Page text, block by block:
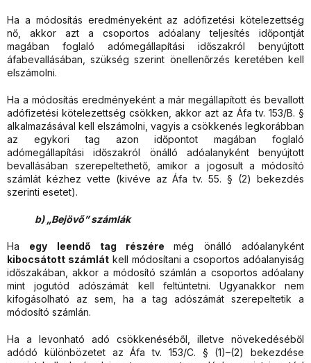
Ha a módosítás eredményeként az adófizetési kötelezettség
nő, akkor azt a csoportos adóalany teljesítés időpontját
magában foglaló adómegállapítási időszakról benyújtott
áfabevallásában, szükség szerint önellenőrzés keretében kell
elszámolni.
Ha a módosítás eredményeként a már megállapított és bevallott
adófizetési kötelezettség csökken, akkor azt az Áfa tv. 153/B. §
alkalmazásával kell elszámolni, vagyis a csökkenés legkorábban
az egykori tag azon időpontot magában foglaló
adómegállapítási időszakról önálló adóalanyként benyújtott
bevallásában szerepeltethető, amikor a jogosult a módosító
számlát kézhez vette (kivéve az Áfa tv. 55. § (2) bekezdés
szerinti esetet).
b) „Bejövő” számlák
Ha egy leendő tag részéremég önálló adóalanyként
kibocsátott számlátkell módosítani a csoportos adóalanyiság
időszakában, akkor a módosító számlán a csoportos adóalany
mint jogutód adószámát kell feltüntetni. Ugyanakkor nem
kifogásolható az sem, ha a tag adószámát szerepeltetik a
módosító számlán.
Ha a levonható adó csökkenéséből, illetve növekedéséből
adódó különbözetet az Áfa tv. 153/C. § (1)–(2) bekezdése